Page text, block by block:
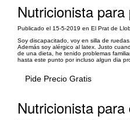
Nutricionista
Publicado el 15-5-2019 en El Prat de
Soy discapacitado, voy en silla de
Además soy alérgico al latex. Justo
de una dieta, he tenido problemas
hasta este punto por incluso algun dia
Pide Precio Gratis
Nutricionista